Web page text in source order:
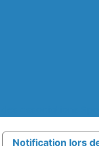
Notification lors